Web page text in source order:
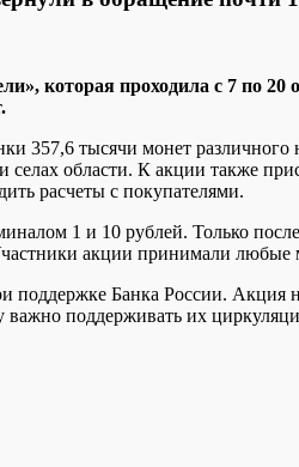
которая проходила с 7 по
357,6 тысячи монет
области. К акции также
расчеты с покупателями.
1 и 10 рублей. Только
акции принимали
поддержке Банка России.
поддерживать их